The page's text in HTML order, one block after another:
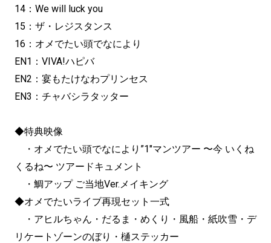
14：We will luck you
15：ザ・レジスタンス
16：オメでたい頭でなにより
EN1：VIVA!ハピバ
EN2：宴もたけなわプリンセス
EN3：チャバシラタッター
◆特典映像
・オメでたい頭でなにより”1″マンツアー 〜今 いくね
くるね〜 ツアードキュメント
・鯛アップ ご当地Ver.メイキング
◆オメでたいライブ再現セット一式
・アヒルちゃん・だるま・めくり・風船・紙吹雪・デ
リケートゾーンのぼり・樋ステッカー